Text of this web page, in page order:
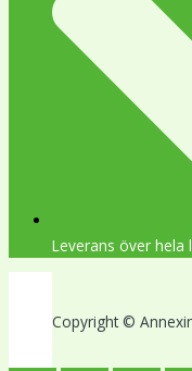
Leverans över hela
Copyright ©